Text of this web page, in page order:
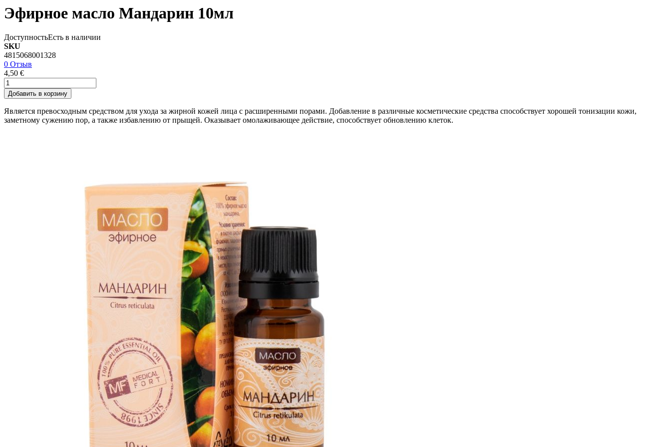
Эфирное масло Мандарин 10мл
ДоступностьЕсть в наличии
SKU
4815068001328
0 Отзыв
4,50 €
Добавить в корзину
Является превосходным средством для ухода за жирной кожей лица с расширенными порами. Добавление в различные косметические средства способствует хорошей тонизации кожи,
заметному сужению пор, а также избавлению от прыщей. Оказывает омолаживающее действие, способствует обновлению клеток.